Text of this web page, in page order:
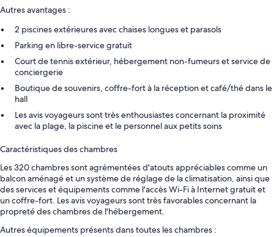
Autres avantages :
2 piscines extérieures avec chaises longues et parasols
Parking en libre-service gratuit
Court de tennis extérieur, hébergement non-fumeurs et service de
conciergerie
Boutique de souvenirs, coffre-fort à la réception et café/thé dans le
hall
Les avis voyageurs sont très enthousiastes concernant la proximité
avec la plage, la piscine et le personnel aux petits soins
Caractéristiques des chambres
Les 320 chambres sont agrémentées d'atouts appréciables comme un
balcon aménagé et un système de réglage de la climatisation, ainsi que
des services et équipements comme l'accès Wi-Fi à Internet gratuit et
un coffre-fort. Les avis voyageurs sont très favorables concernant la
propreté des chambres de l'hébergement.
Autres équipements présents dans toutes les chambres :